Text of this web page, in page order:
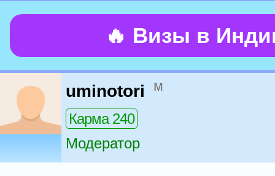
🔥 Визы в
uminotori м
Карма 240
Модератор